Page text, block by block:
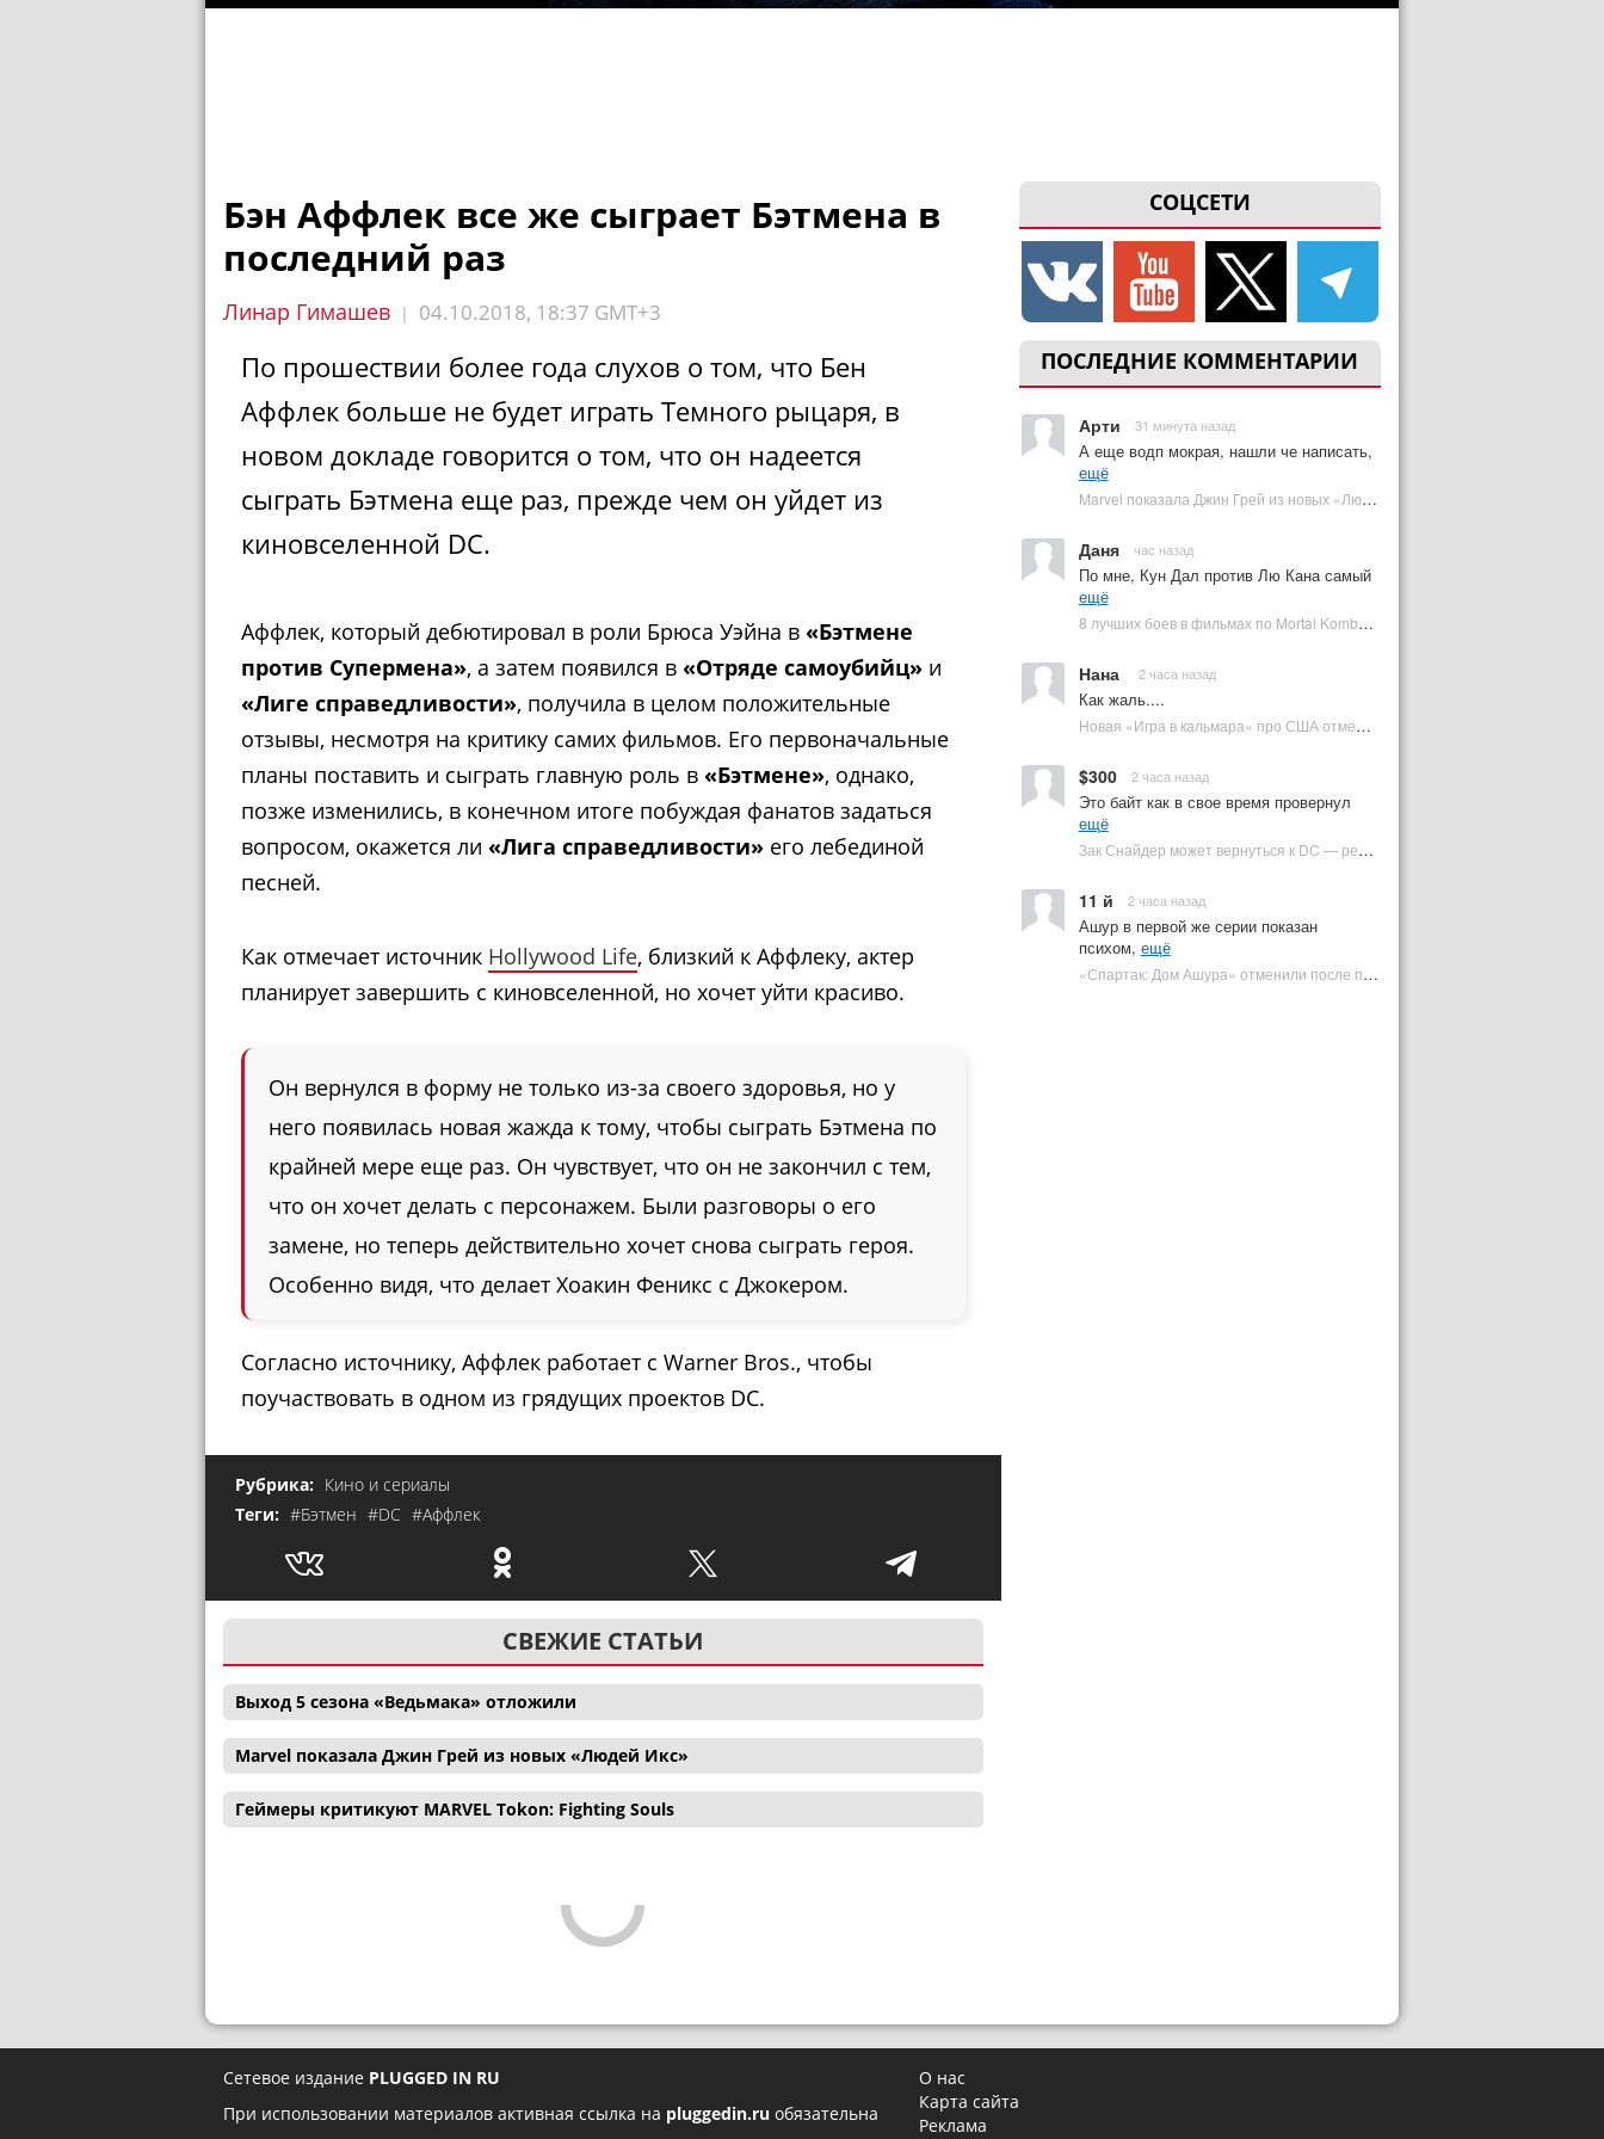
СОЦСЕТИ
ПОСЛЕДНИЕ КОММЕНТАРИИ
Арти 31 минута назад
А еще водп мокрая, нашли че написать,
ещё
Marvel показала Джин Грей из новых «Людей Икс» | Plugged In Ru
Даня час назад
По мне, Кун Дал против Лю Кана самый
ещё
8 лучших боев в фильмах по Mortal Kombat: от «Смертельной битвы» до «Мортал Комбат 2» | Plugged In Ru
Нана 2 часа назад
Как жаль....
Новая «Игра в кальмара» про США отменена | Plugged In Ru
$300 2 часа назад
Это байт как в свое время провернул
ещё
Зак Снайдер может вернуться к DC — режиссер общался с Warner Bros. (фото) | Plugged In Ru
11 й 2 часа назад
Ашур в первой же серии показан
психом, ещё
«Спартак: Дом Ашура» отменили после первого сезона | Plugged In Ru
Бэн Аффлек все же сыграет Бэтмена в
последний раз
Линар Гимашев | 04.10.2018, 18:37 GMT+3
По прошествии более года слухов о том, что Бен
Аффлек больше не будет играть Темного рыцаря, в
новом докладе говорится о том, что он надеется
сыграть Бэтмена еще раз, прежде чем он уйдет из
киновселенной DC.
Аффлек, который дебютировал в роли Брюса Уэйна в «Бэтмене
против Супермена», а затем появился в «Отряде самоубийц» и
«Лиге справедливости», получила в целом положительные
отзывы, несмотря на критику самих фильмов. Его первоначальные
планы поставить и сыграть главную роль в «Бэтмене», однако,
позже изменились, в конечном итоге побуждая фанатов задаться
вопросом, окажется ли «Лига справедливости» его лебединой
песней.
Как отмечает источник Hollywood Life, близкий к Аффлеку, актер
планирует завершить с киновселенной, но хочет уйти красиво.
Он вернулся в форму не только из-за своего здоровья, но у
него появилась новая жажда к тому, чтобы сыграть Бэтмена по
крайней мере еще раз. Он чувствует, что он не закончил с тем,
что он хочет делать с персонажем. Были разговоры о его
замене, но теперь действительно хочет снова сыграть героя.
Особенно видя, что делает Хоакин Феникс с Джокером.
Согласно источнику, Аффлек работает с Warner Bros., чтобы
поучаствовать в одном из грядущих проектов DC.
Рубрика: Кино и сериалы
Теги: #Бэтмен #DC #Аффлек
СВЕЖИЕ СТАТЬИ
Выход 5 сезона «Ведьмака» отложили
Marvel показала Джин Грей из новых «Людей Икс»
Геймеры критикуют MARVEL Tokon: Fighting Souls
Сетевое издание PLUGGED IN RU
При использовании материалов активная ссылка на pluggedin.ru обязательна
О нас
Карта сайта
Реклама